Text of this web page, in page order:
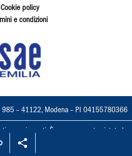
Cookie policy
e condizioni
985 – 41122, Modena – PI 04155780366
sono riservati. È espressamente vietata la
mezzo e l'adattamento totale o parziale.